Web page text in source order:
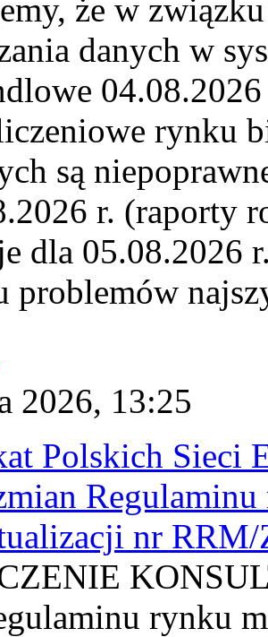
że w
danych w
rynku
są
r. (raporty
dla 05.08.2026
problemów
2026, 13:25
Polskich Sieci
nr
rynku